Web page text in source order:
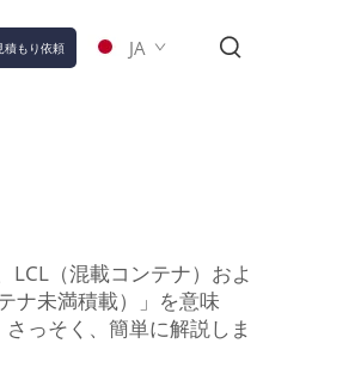
積もり依頼 JA
（混載コンテナ）およ
ナ未満積載）」を意味
っそく、簡単に解説しま